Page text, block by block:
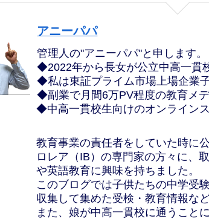
アニーパパ
管理人の"アニーパパ"と申します。
◆2022年から長女が公立中高一貫
◆私は東証プライム市場上場企業
◆副業で月間6万PV程度の教育メ
◆中高一貫校生向けのオンライン
教育事業の責任者をしていた時に
ロレア（IB）の専門家の方々に、
や英語教育に興味を持ちました。
このブログでは子供たちの中学受
収集して集めた受検・教育情報な
また、娘が中高一貫校に通うこと